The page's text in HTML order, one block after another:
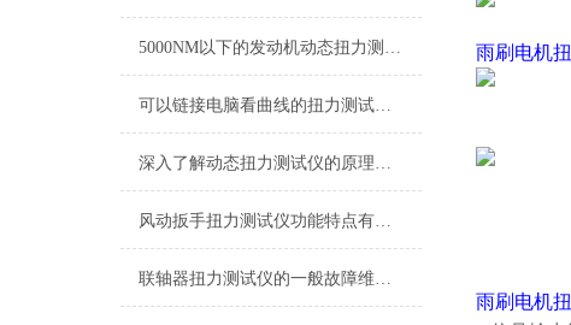
5000NM以下的发动机动态扭力测试仪 发动机扭力转速功率测量仪带数据记录
可以链接电脑看曲线的扭力测试仪,可以直观的看数据的测电机扭力测试仪
深入了解动态扭力测试仪的原理与应用
风动扳手扭力测试仪功能特点有哪些？
联轴器扭力测试仪的一般故障维修与处理
雨刷电机
雨刷电机